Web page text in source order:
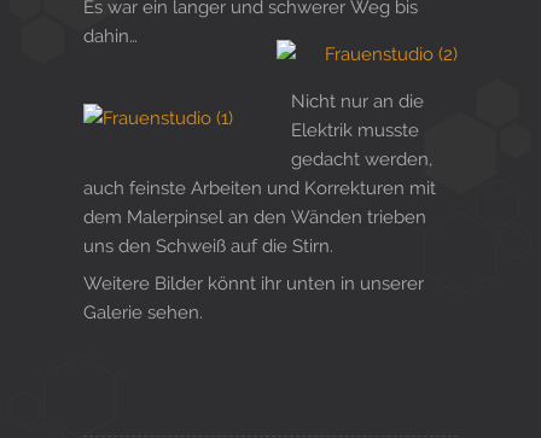
Es war ein langer und schwerer Weg bis
dahin…
Nicht nur an die
Elektrik musste
gedacht werden,
auch feinste Arbeiten und Korrekturen mit
dem Malerpinsel an den Wänden trieben
uns den Schweiß auf die Stirn.
Weitere Bilder könnt ihr unten in unserer
Galerie sehen.